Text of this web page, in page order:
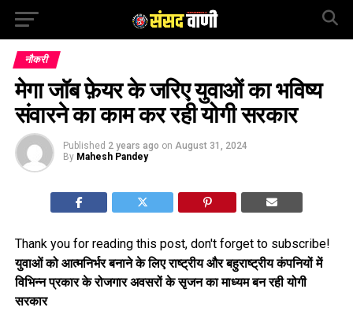
नौकरी
मेगा जॉब फ़ेयर के जरिए युवाओं का भविष्य
संवारने का काम कर रही योगी सरकार
Published 2 years ago on August 31, 2024
By Mahesh Pandey
Thank you for reading this post, don't forget to subscribe!
युवाओं को आत्मनिर्भर बनाने के लिए राष्ट्रीय और बहुराष्ट्रीय कंपनियों में
विभिन्न प्रकार के रोजगार अवसरों के सृजन का माध्यम बन रही योगी
सरकार